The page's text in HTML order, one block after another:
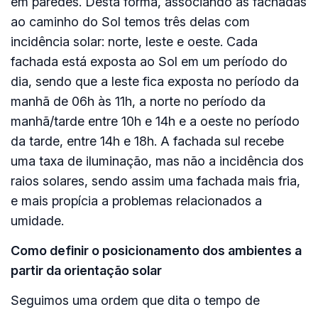
ao caminho do Sol temos três delas com
incidência solar: norte, leste e oeste. Cada
fachada está exposta ao Sol em um período do
dia, sendo que a leste fica exposta no período da
manhã de 06h às 11h, a norte no período da
manhã/tarde entre 10h e 14h e a oeste no período
da tarde, entre 14h e 18h. A fachada sul recebe
uma taxa de iluminação, mas não a incidência dos
raios solares, sendo assim uma fachada mais fria,
e mais propícia a problemas relacionados a
umidade.
Como definir o posicionamento dos ambientes a
partir da orientação solar
Seguimos uma ordem que dita o tempo de